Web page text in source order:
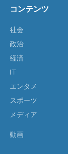
コンテンツ
社会
政治
経済
IT
エンタメ
スポーツ
メディア
動画